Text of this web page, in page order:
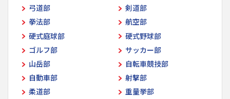
弓道部
剣道部
拳法部
航空部
硬式庭球部
硬式野球部
ゴルフ部
サッカー部
山岳部
自転車競技部
自動車部
射撃部
柔道部
重量挙部